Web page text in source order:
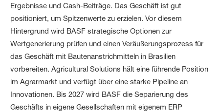
Ergebnisse und Cash-Beiträge. Das Geschäft ist gut
positioniert, um Spitzenwerte zu erzielen. Vor diesem
Hintergrund wird BASF strategische Optionen zur
Wertgenerierung prüfen und einen Veräußerungsprozess für
das Geschäft mit Bautenanstrichmitteln in Brasilien
vorbereiten. Agricultural Solutions hält eine führende Position
im Agrarmarkt und verfügt über eine starke Pipeline an
Innovationen. Bis 2027 wird BASF die Separierung des
Geschäfts in eigene Gesellschaften mit eigenem ERP